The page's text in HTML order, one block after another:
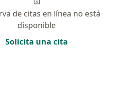
de citas en línea no está
disponible
Solicita una cita